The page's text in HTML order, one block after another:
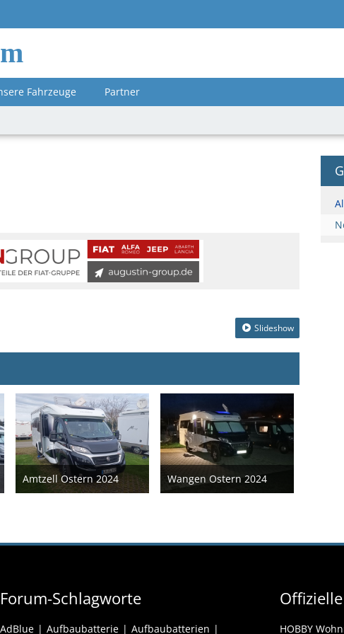
Fahrzeuge Partner
Slideshow
Amtzell Ostern 2024
13. April 2024
Wangen Ostern 2024
13. April 2024
Forum-Schlagworte
AdBlue Aufbaubatterie Aufbaubatterien HOBBY